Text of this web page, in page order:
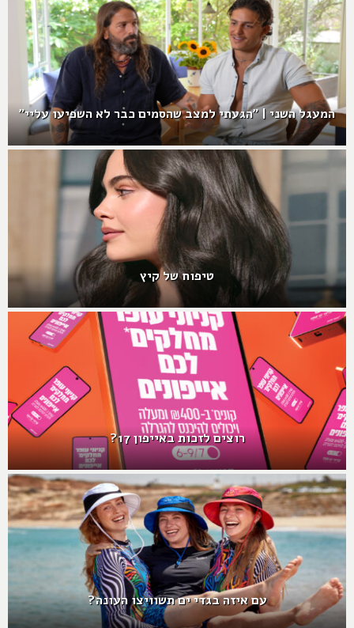
המעגל השני | "הגעתי למצב שהסמים כבר לא השפיעו עליי"
טיפוח של קיץ
רוצים לזכות באייפון 17?
עם איזה בגדי ים תשוויצו העונה?